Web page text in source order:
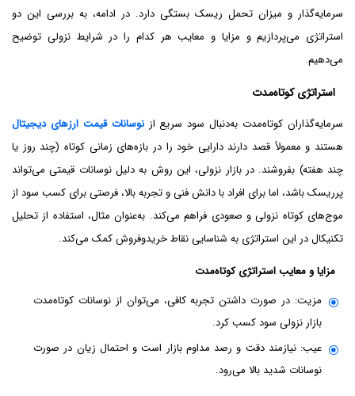
سرمایه‌گذار و میزان تحمل ریسک بستگی دارد. در ادامه، به بررسی این دو
استراتژی می‌پردازیم و مزایا و معایب هر کدام را در شرایط نزولی توضیح
می‌دهیم.
استراتژی کوتاه‌مدت
سرمایه‌گذاران کوتاه‌مدت به‌دنبال سود سریع از نوسانات قیمت ارزهای دیجیتال
هستند و معمولاً قصد دارند دارایی خود را در بازه‌های زمانی کوتاه (چند روز یا
چند هفته) بفروشند. در بازار نزولی، این روش به دلیل نوسانات قیمتی می‌تواند
پرریسک باشد، اما برای افراد با دانش فنی و تجربه بالا، فرصتی برای کسب سود از
موج‌های کوتاه نزولی و صعودی فراهم می‌کند. به‌عنوان مثال، استفاده از تحلیل
تکنیکال در این استراتژی به شناسایی نقاط خریدوفروش کمک می‌کند.
مزایا و معایب استراتژی کوتاه‌مدت
مزیت: در صورت داشتن تجربه کافی، می‌توان از نوسانات کوتاه‌مدت
بازار نزولی سود کسب کرد.
عیب: نیازمند دقت و رصد مداوم بازار است و احتمال زیان در صورت
نوسانات شدید بالا می‌رود.